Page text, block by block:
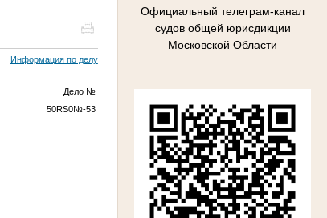
Официальный телеграм-канал
судов общей юрисдикции
Московской Области
Информация по делу
Дело №
50RS0№-53